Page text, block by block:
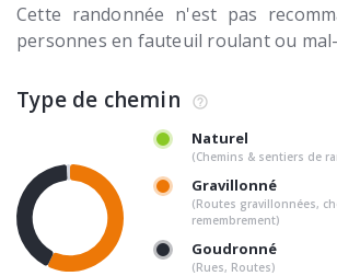
Cette randonnée n'est pas
personnes en fauteuil roulant ou
Type de chemin
Naturel
(Chemins & sentiers de
Gravillonné
(Routes gravillonnées,
remembrement)
Goudronné
(Rues, Routes)